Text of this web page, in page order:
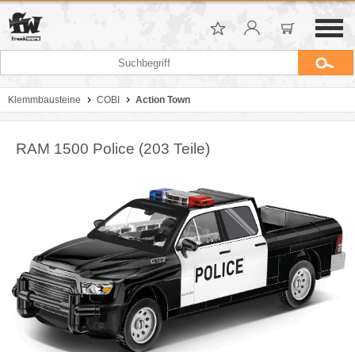
Klemmbausteine COBI Action Town
RAM 1500 Police (203 Teile)